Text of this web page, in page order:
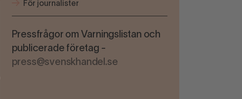
För journalister
Pressfrågor om Varningslistan och
publicerade företag -
press@svenskhandel.se